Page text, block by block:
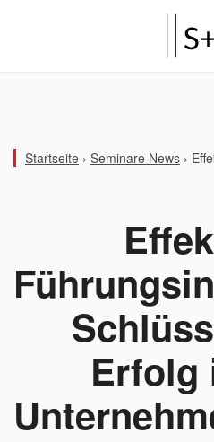
Startseite › Seminare News ›
Erfolg